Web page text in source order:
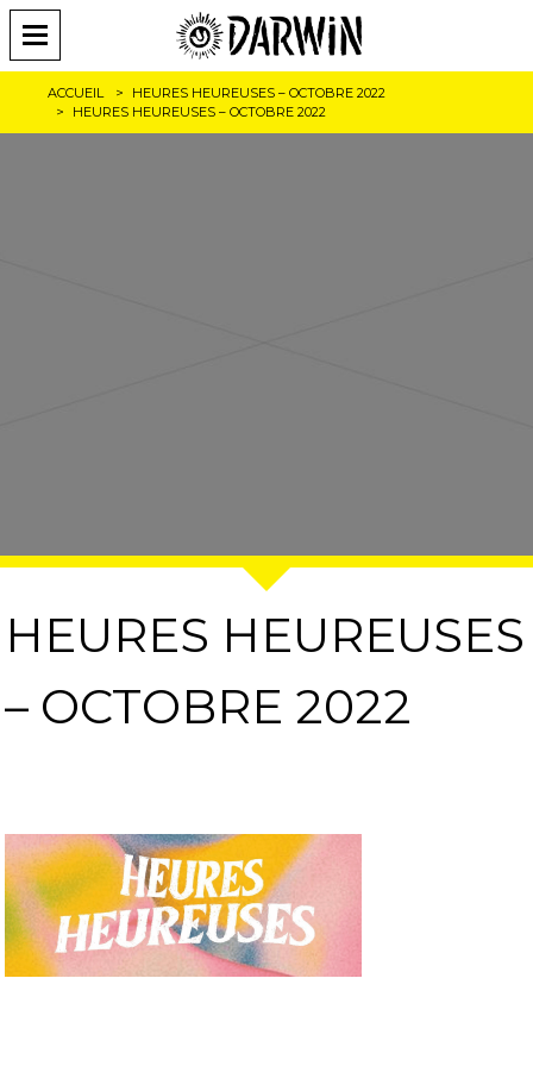
ACCUEIL
HEURES HEUREUSES – OCTOBRE 2022
HEURES HEUREUSES – OCTOBRE 2022
HEURES HEUREUSES
– OCTOBRE 2022